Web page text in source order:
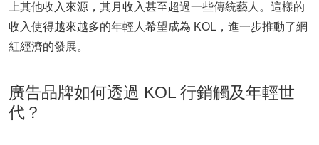
上其他收入來源，其月收入甚至超過一些傳統藝人。這樣的
收入使得越來越多的年輕人希望成為 KOL，進一步推動了網
紅經濟的發展。
廣告品牌如何透過 KOL 行銷觸及年輕世
代？